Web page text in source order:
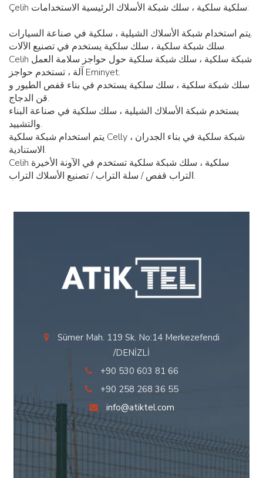
Çelih سلكية سلكية ، سلك شبكة الأسلاك الرئيسية الاستخدامات:
يتم استخدام شبكة الأسلاك الشيلية ، سلكية في صناعة السيارات.
سلك شبكة سلكية ، سلك سلكية يستخدم في تصنيع الآلات.
Celih شبكة سلكية ، سلك شبكة سلكية حول حواجز سلامة العمل
آلة ، تستخدم حواجز Eminyet.
سلك شبكة سلكية ، سلك سلكية يستخدم في بناء قفص الطيور و
قن الدجاج.
يستخدم شبكة الأسلاك الشيلية ، سلك سلكية في صناعة البناء
والتشييد.
يتم استخدام شبكة سلكية Celly ، شبكة سلكية في بناء الجدران
الاستنادية.
Celih سلكية ، سلك شبكة سلكية تستخدم في الآونة الأخيرة
التراب قفص / سلة التراب / تصنيع الأسلاك التراب.
Sümer Mah. 119 Sk. No:14 Merkezefendi
/DENİZLİ
+90 530 603 81 66
+90 258 268 36 55
info@atiktel.com